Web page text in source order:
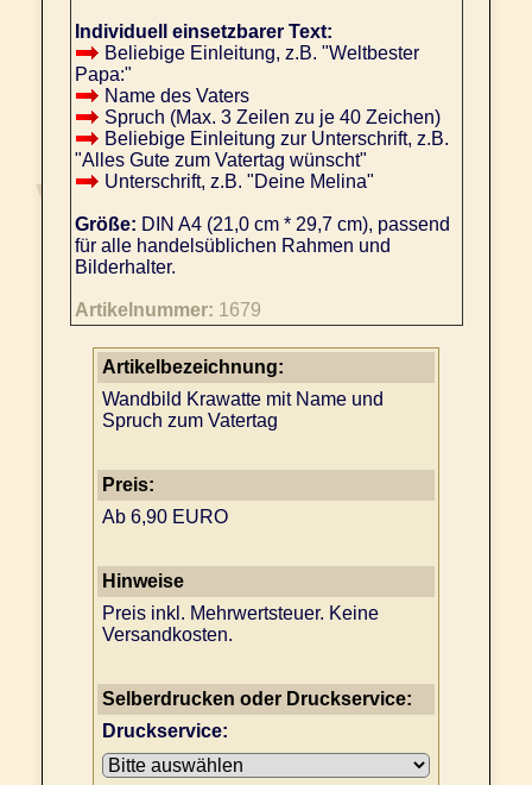
Individuell einsetzbarer Text:
Beliebige Einleitung, z.B. "Weltbester
Papa:"
Name des Vaters
Spruch (Max. 3 Zeilen zu je 40 Zeichen)
Beliebige Einleitung zur Unterschrift, z.B.
"Alles Gute zum Vatertag wünscht"
Unterschrift, z.B. "Deine Melina"
Größe: DIN A4 (21,0 cm * 29,7 cm), passend
für alle handelsüblichen Rahmen und
Bilderhalter.
Artikelnummer: 1679
Artikelbezeichnung:
Wandbild Krawatte mit Name und
Spruch zum Vatertag
Preis:
Ab 6,90 EURO
Hinweise
Preis inkl. Mehrwertsteuer. Keine
Versandkosten.
Selberdrucken oder Druckservice:
Druckservice: